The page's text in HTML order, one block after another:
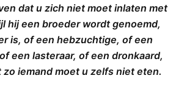
dat u zich niet moet inlaten met
hij een broeder wordt genoemd,
is, of een hebzuchtige, of een
een lasteraar, of een dronkaard,
iemand moet u zelfs niet eten.